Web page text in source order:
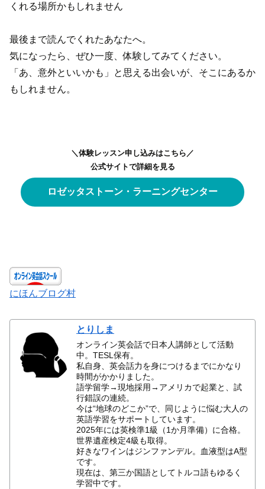
くれる場所かもしれません
最後まで読んでくれたあなたへ。
気になったら、ぜひ一度、体験してみてください。
「あ、意外といいかも」と思える出会いが、そこにあるか
もしれません。
＼体験レッスン申し込みはこちら／
公式サイトで詳細を見る
ロゼッタストーン・ラーニングセンター
にほんブログ村
とりしま
オンライン英会話で日本人講師として活動
中。TESL保有。
私自身、英会話力を身につけるまでにかなり
時間がかかりました。
語学留学→現地採用→アメリカで起業と、試
行錯誤の連続。
今は“地球のどこか”で、同じように悩む大人の
英語学習をサポートしています。
2025年には英検準1級（1か月準備）に合格。
世界遺産検定4級も取得。
好きなワインはジンファンデル。血液型はA型
です。
現在は、第三か国語としてトルコ語もゆるく
学習中です。